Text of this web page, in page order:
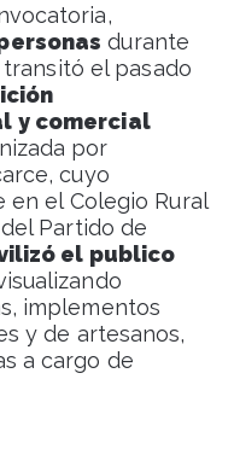
durante
el pasado
y comercial
por
cuyo
el Colegio Rural
Partido de
el publico
implementos
y de artesanos,
a cargo de